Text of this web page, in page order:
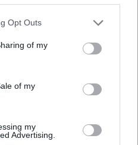
uses one or more Google
behaviour. You may click to
and its third-party tags to
purposes in below Google
Opt Outs
of my
of my
my
Advertising.